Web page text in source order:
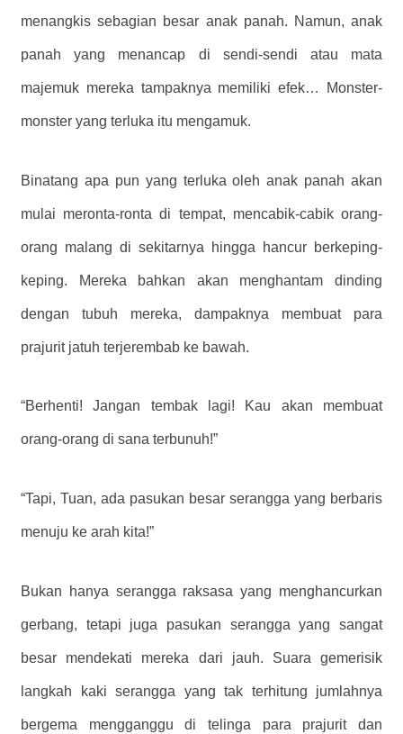
menangkis sebagian besar anak panah. Namun, anak
panah yang menancap di sendi-sendi atau mata
majemuk mereka tampaknya memiliki efek… Monster-
monster yang terluka itu mengamuk.
Binatang apa pun yang terluka oleh anak panah akan
mulai meronta-ronta di tempat, mencabik-cabik orang-
orang malang di sekitarnya hingga hancur berkeping-
keping. Mereka bahkan akan menghantam dinding
dengan tubuh mereka, dampaknya membuat para
prajurit jatuh terjerembab ke bawah.
“Berhenti! Jangan tembak lagi! Kau akan membuat
orang-orang di sana terbunuh!”
“Tapi, Tuan, ada pasukan besar serangga yang berbaris
menuju ke arah kita!”
Bukan hanya serangga raksasa yang menghancurkan
gerbang, tetapi juga pasukan serangga yang sangat
besar mendekati mereka dari jauh. Suara gemerisik
langkah kaki serangga yang tak terhitung jumlahnya
bergema mengganggu di telinga para prajurit dan